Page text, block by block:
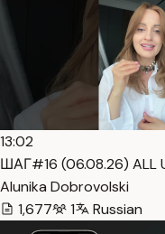
13:02
ШАГ#16 (06.08.26) ALL
Alunika Dobrovolski
1,677
1 Russian